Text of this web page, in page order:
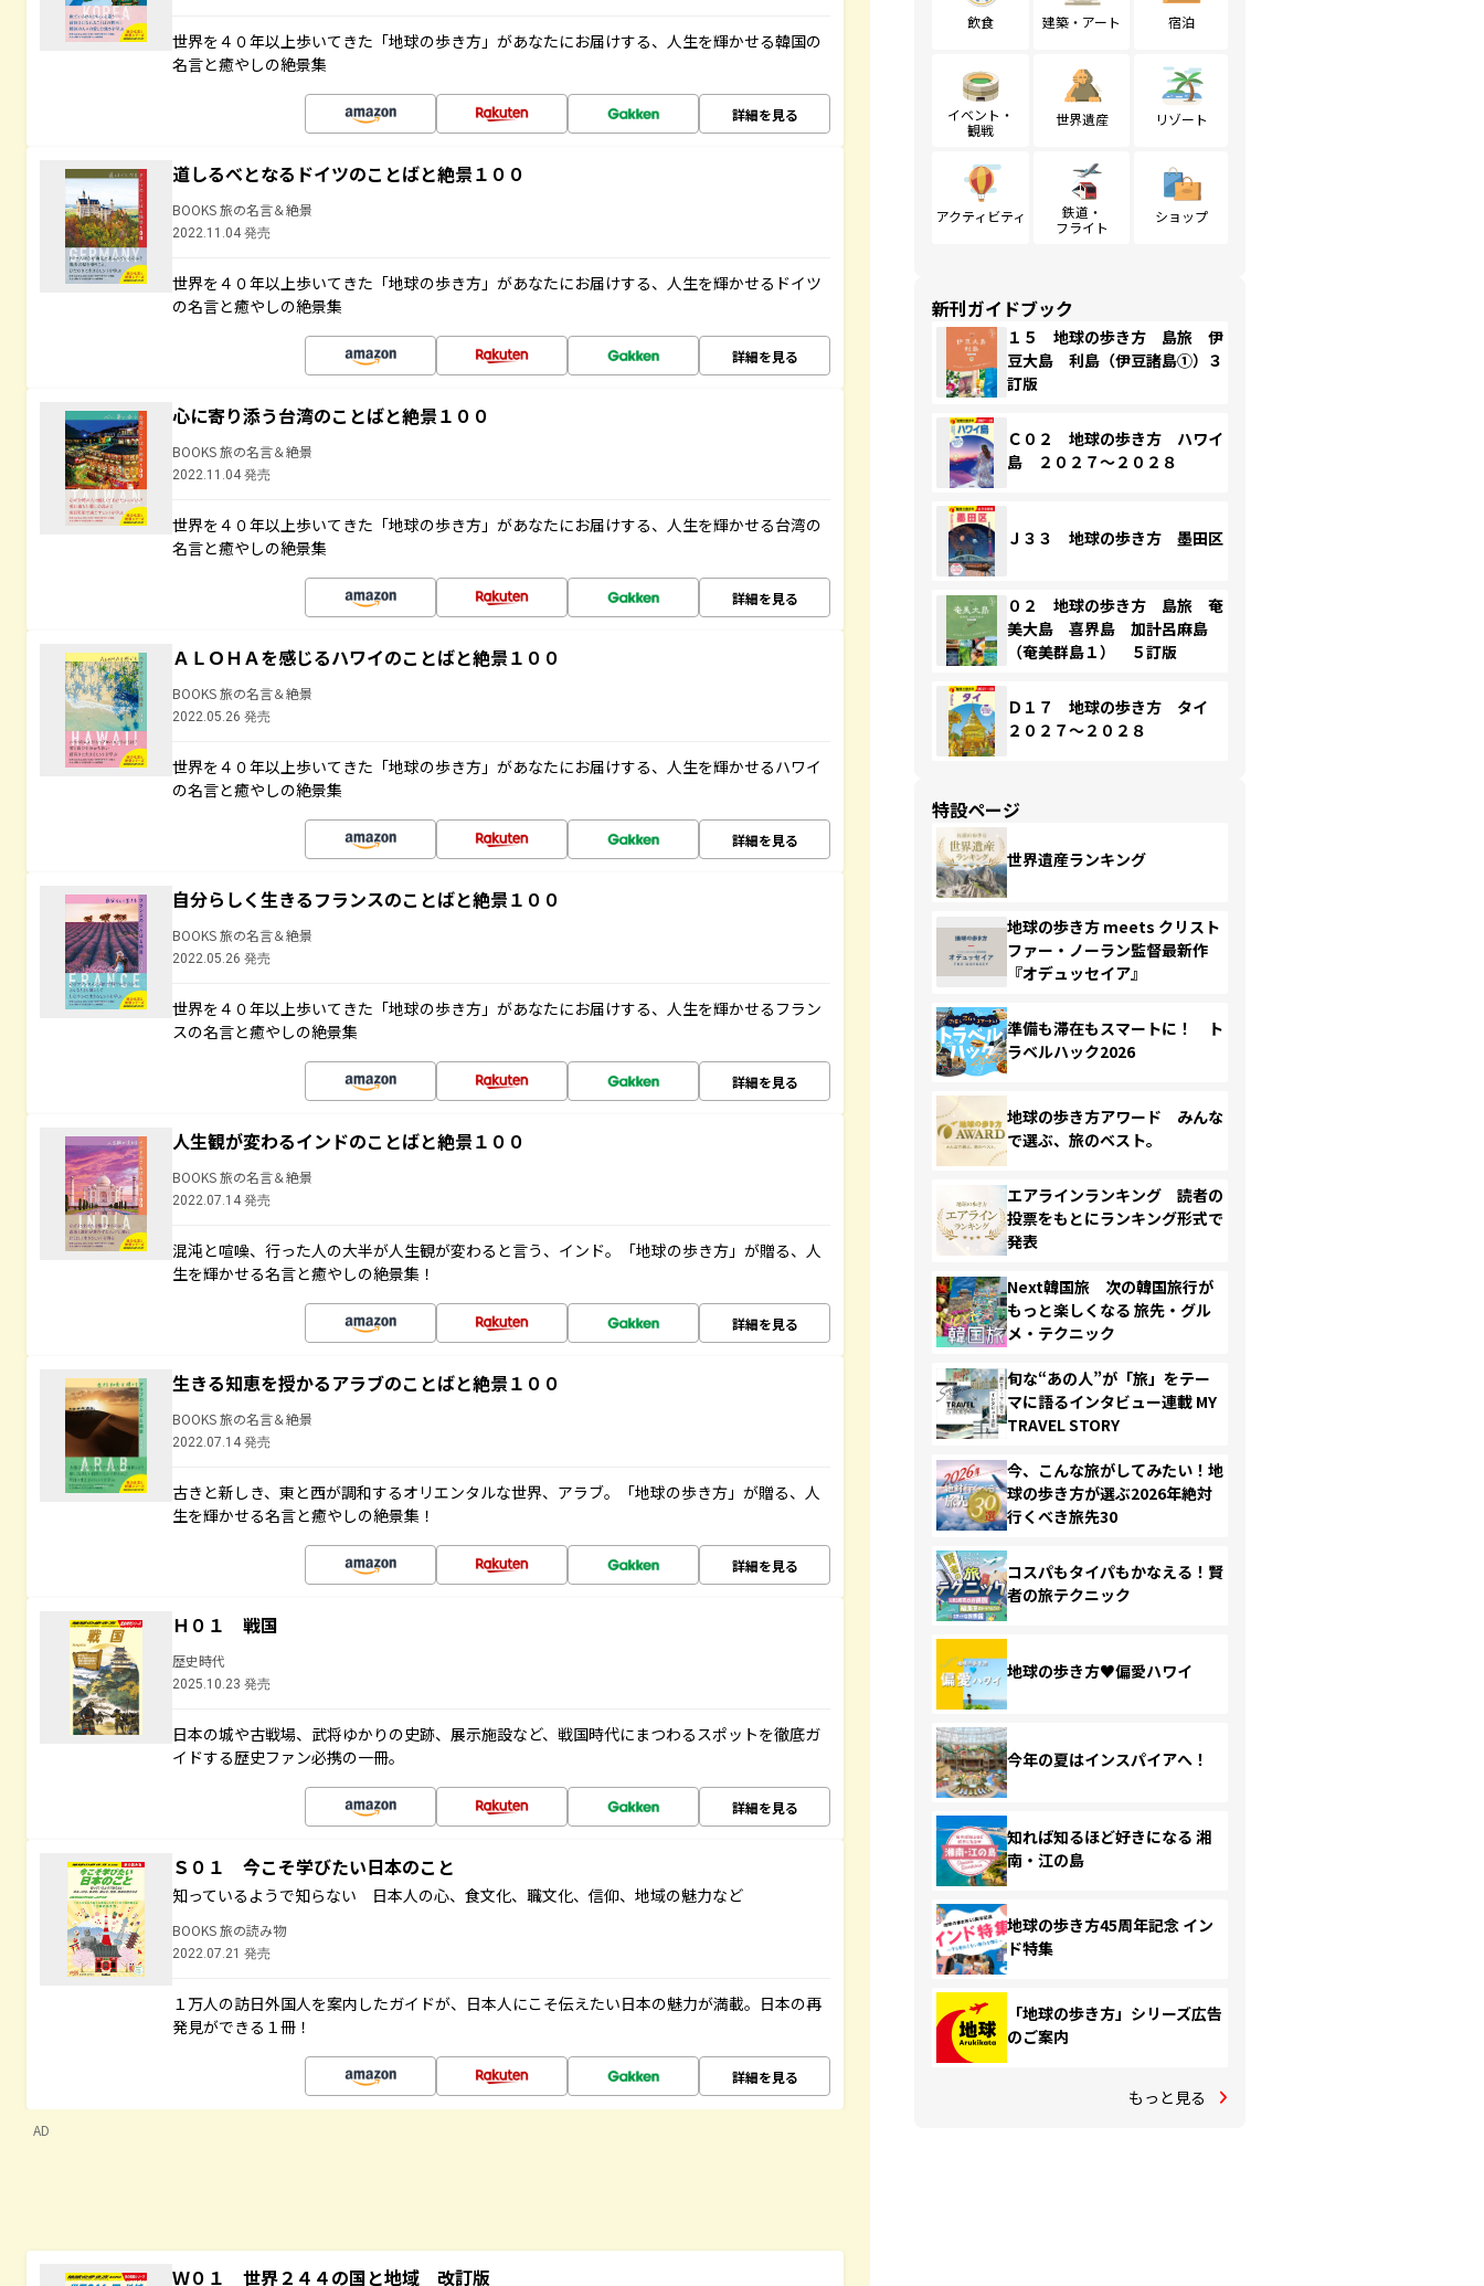
世界を４０年以上歩いてきた「地球の歩き方」があなたにお届けする、人生を輝かせる韓国の
名言と癒やしの絶景集
詳細を見る
道しるべとなるドイツのことばと絶景１００
BOOKS 旅の名言＆絶景
2022.11.04 発売
世界を４０年以上歩いてきた「地球の歩き方」があなたにお届けする、人生を輝かせるドイツ
の名言と癒やしの絶景集
詳細を見る
心に寄り添う台湾のことばと絶景１００
BOOKS 旅の名言＆絶景
2022.11.04 発売
世界を４０年以上歩いてきた「地球の歩き方」があなたにお届けする、人生を輝かせる台湾の
名言と癒やしの絶景集
詳細を見る
ＡＬＯＨＡを感じるハワイのことばと絶景１００
BOOKS 旅の名言＆絶景
2022.05.26 発売
世界を４０年以上歩いてきた「地球の歩き方」があなたにお届けする、人生を輝かせるハワイ
の名言と癒やしの絶景集
詳細を見る
自分らしく生きるフランスのことばと絶景１００
BOOKS 旅の名言＆絶景
2022.05.26 発売
世界を４０年以上歩いてきた「地球の歩き方」があなたにお届けする、人生を輝かせるフラン
スの名言と癒やしの絶景集
詳細を見る
人生観が変わるインドのことばと絶景１００
BOOKS 旅の名言＆絶景
2022.07.14 発売
混沌と喧噪、行った人の大半が人生観が変わると言う、インド。「地球の歩き方」が贈る、人
生を輝かせる名言と癒やしの絶景集！
詳細を見る
生きる知恵を授かるアラブのことばと絶景１００
BOOKS 旅の名言＆絶景
2022.07.14 発売
古きと新しき、東と西が調和するオリエンタルな世界、アラブ。「地球の歩き方」が贈る、人
生を輝かせる名言と癒やしの絶景集！
詳細を見る
Ｈ０１ 戦国
歴史時代
2025.10.23 発売
日本の城や古戦場、武将ゆかりの史跡、展示施設など、戦国時代にまつわるスポットを徹底ガ
イドする歴史ファン必携の一冊。
詳細を見る
Ｓ０１ 今こそ学びたい日本のこと
知っているようで知らない 日本人の心、食文化、職文化、信仰、地域の魅力など
BOOKS 旅の読み物
2022.07.21 発売
１万人の訪日外国人を案内したガイドが、日本人にこそ伝えたい日本の魅力が満載。日本の再
発見ができる１冊！
詳細を見る
AD
Ｗ０１ 世界２４４の国と地域 改訂版
飲食 建築・アート 宿泊
イベント・
観戦
世界遺産 リゾート
アクティビティ
鉄道・
フライト
ショップ
新刊ガイドブック
１５ 地球の歩き方 島旅 伊
豆大島 利島（伊豆諸島①）３
訂版
Ｃ０２ 地球の歩き方 ハワイ
島 ２０２７～２０２８
Ｊ３３ 地球の歩き方 墨田区
０２ 地球の歩き方 島旅 奄
美大島 喜界島 加計呂麻島
（奄美群島１） ５訂版
Ｄ１７ 地球の歩き方 タイ
２０２７～２０２８
特設ページ
世界遺産ランキング
地球の歩き方 meets クリスト
ファー・ノーラン監督最新作
『オデュッセイア』
準備も滞在もスマートに！ ト
ラベルハック2026
地球の歩き方アワード みんな
で選ぶ、旅のベスト。
エアラインランキング 読者の
投票をもとにランキング形式で
発表
Next韓国旅 次の韓国旅行が
もっと楽しくなる 旅先・グル
メ・テクニック
旬な“あの人”が「旅」をテー
マに語るインタビュー連載 MY
TRAVEL STORY
今、こんな旅がしてみたい！地
球の歩き方が選ぶ2026年絶対
行くべき旅先30
コスパもタイパもかなえる！賢
者の旅テクニック
地球の歩き方♥偏愛ハワイ
今年の夏はインスパイアへ！
知れば知るほど好きになる 湘
南・江の島
地球の歩き方45周年記念 イン
ド特集
「地球の歩き方」シリーズ広告
のご案内
もっと見る